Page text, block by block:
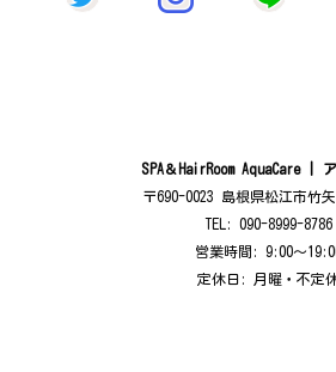
SPA＆HairRoom AquaCare |
〒690-0023 島根県松江市竹
TEL: 090-8999-8786
営業時間: 9:00〜
定休日: 月曜・不定